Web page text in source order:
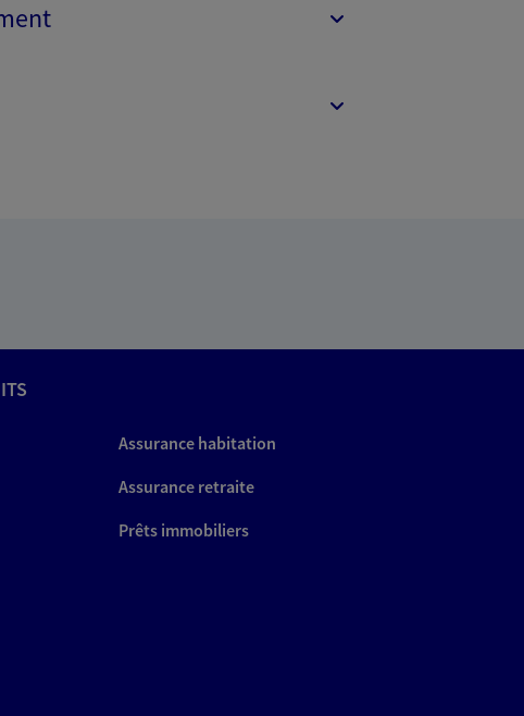
Assurance habitation
Assurance retraite
Prêts immobiliers